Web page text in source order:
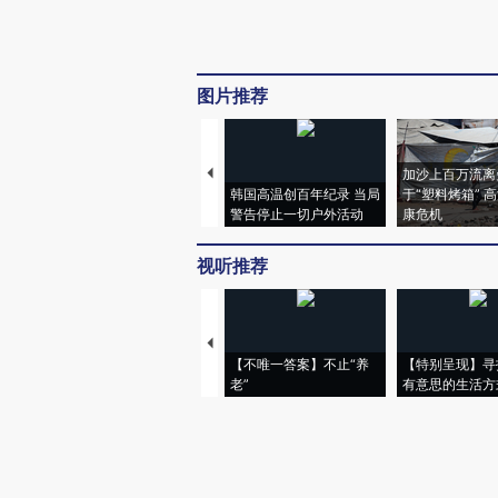
图片推荐
韩国高温创百年纪录 当局
警告停止一切户外活动
加沙上百万流
于“塑料烤箱”
康危机
视听推荐
【不唯一答案】不止“养
老”
【特别呈现】
有意思的生活方